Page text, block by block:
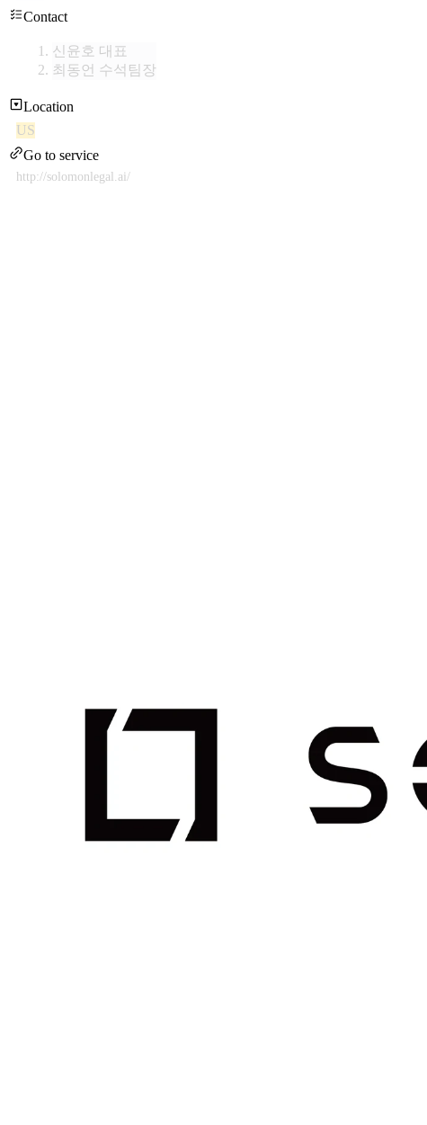
Contact
신윤호 대표
최동언 수석팀장
Location
US
Go to service
http://solomonlegal.ai/